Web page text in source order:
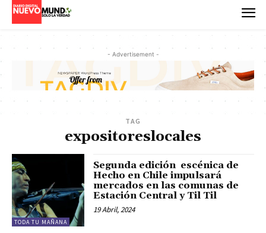
- Advertisement -
TAG
expositoreslocales
TODA TU MAÑANA
Segunda edición escénica de
Hecho en Chile impulsará
mercados en las comunas de
Estación Central y Til Til
19 Abril, 2024